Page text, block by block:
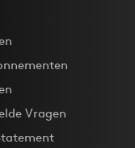
Vragen